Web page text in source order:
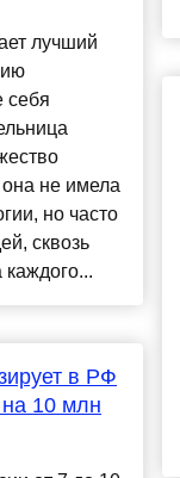
лучший
себя
не имела
но часто
сквозь
каждого...
в РФ
на 10 млн